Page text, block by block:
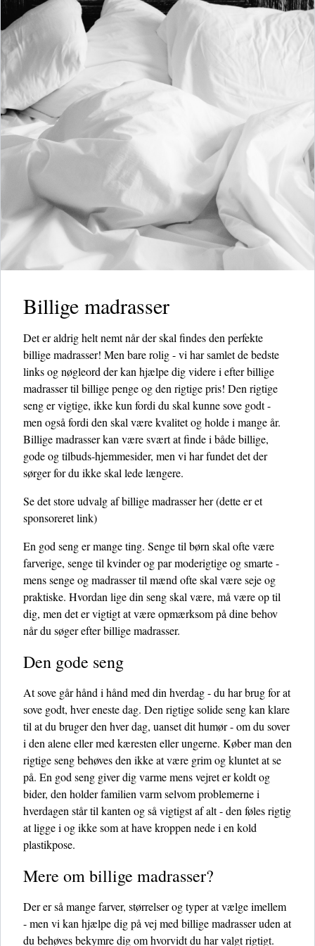
Billige madrasser
Det er aldrig helt nemt når der skal findes den perfekte
billige madrasser! Men bare rolig - vi har samlet de bedste
links og nøgleord der kan hjælpe dig videre i efter billige
madrasser til billige penge og den rigtige pris! Den rigtige
seng er vigtige, ikke kun fordi du skal kunne sove godt -
men også fordi den skal være kvalitet og holde i mange år.
Billige madrasser kan være svært at finde i både billige,
gode og tilbuds-hjemmesider, men vi har fundet det der
sørger for du ikke skal lede længere.
Se det store udvalg af billige madrasser her(dette er et
sponsoreret link)
En god seng er mange ting. Senge til børn skal ofte være
farverige, senge til kvinder og par moderigtige og smarte -
mens senge og madrasser til mænd ofte skal være seje og
praktiske. Hvordan lige din seng skal være, må være op til
dig, men det er vigtigt at være opmærksom på dine behov
når du søger efter billige madrasser.
Den gode seng
At sove går hånd i hånd med din hverdag - du har brug for at
sove godt, hver eneste dag. Den rigtige solide seng kan klare
til at du bruger den hver dag, uanset dit humør - om du sover
i den alene eller med kæresten eller ungerne. Køber man den
rigtige seng behøves den ikke at være grim og kluntet at se
på. En god seng giver dig varme mens vejret er koldt og
bider, den holder familien varm selvom problemerne i
hverdagen står til kanten og så vigtigst af alt - den føles rigtig
at ligge i og ikke som at have kroppen nede i en kold
plastikpose.
Mere om billige madrasser?
Der er så mange farver, størrelser og typer at vælge imellem
- men vi kan hjælpe dig på vej med billige madrasser uden at
du behøves bekymre dig om hvorvidt du har valgt rigtigt.